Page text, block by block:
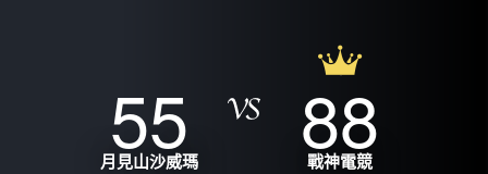
55
月見山沙威瑪 88
戰神電競